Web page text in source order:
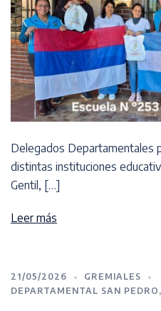
Delegados Departamentales
distintas instituciones
Gentil, […]
Leer más
21/05/2026
GREMIALES
DEPARTAMENTAL SAN PEDRO ,